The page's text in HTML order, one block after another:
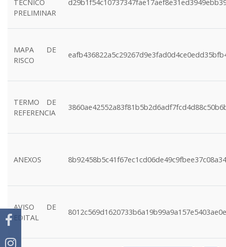
TECNICO
PRELIMINAR
MAPA DE
RISCO
TERMO DE
REFERENCIA
ANEXOS 8b92458b5c41f67ec1cd06de49c9fbee37c08a34
AVISO DE
EDITAL